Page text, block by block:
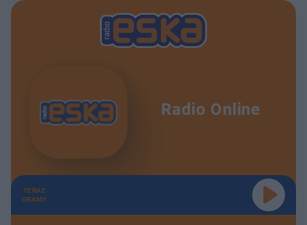
Radio Online
TERAZ
GRAMY